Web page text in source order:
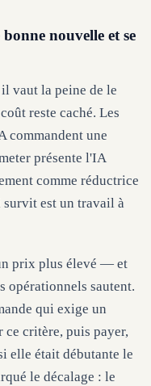
nouvelle et se
vaut la peine de le
reste caché. Les
commandent une
présente l'IA
comme réductrice
est un travail à
prix plus élevé — et
opérationnels sautent.
qui exige un
ce critère, puis payer,
elle était débutante le
le décalage : le